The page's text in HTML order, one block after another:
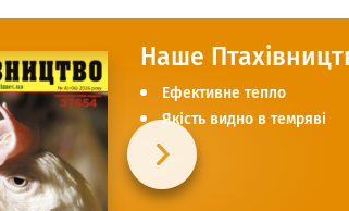
Наше
Ефективне тепло
Якість видно в темряві